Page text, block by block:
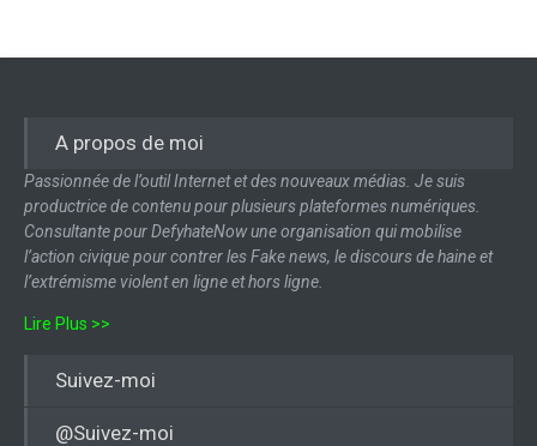
A propos de moi
Passionnée de l’outil Internet et des nouveaux médias. Je suis
productrice de contenu pour plusieurs plateformes numériques.
Consultante pour DefyhateNow une organisation qui mobilise
l’action civique pour contrer les Fake news, le discours de haine et
l’extrémisme violent en ligne et hors ligne.
Lire Plus >>
Suivez-moi
@Suivez-moi